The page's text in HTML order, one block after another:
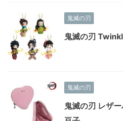
鬼滅の刃
鬼滅の刃
鬼滅の刃
鬼滅の刃 レザ